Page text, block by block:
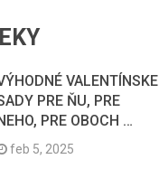
VALENTÍNSKE
PRE ŇU, PRE
NEHO, PRE OBOCH …
feb 5, 2025